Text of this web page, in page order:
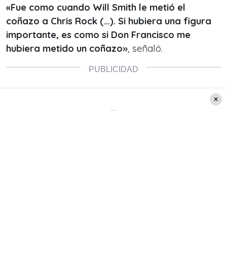
«Fue como cuando Will Smith le metió el
coñazo a Chris Rock (…). Si hubiera una figura
importante, es como si Don Francisco me
hubiera metido un coñazo», señaló.